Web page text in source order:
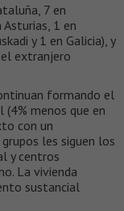
7 en
1 en
y 1 en Galicia), y
extranjero
formando el
menos que en
con un
les siguen los
y centros
La vivienda
sustancial